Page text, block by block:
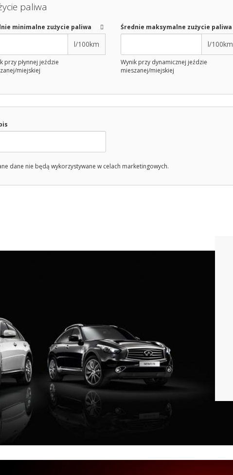
paliwa
minimalne zużycie paliwa
l/100km
przy płynnej jeździe
miejskiej
Średnie maksymalne zużycie paliwa
l/100km
Wynik przy dynamicznej jeździe
mieszanej/miejskiej
dane nie będą wykorzystywane w celach marketingowych.